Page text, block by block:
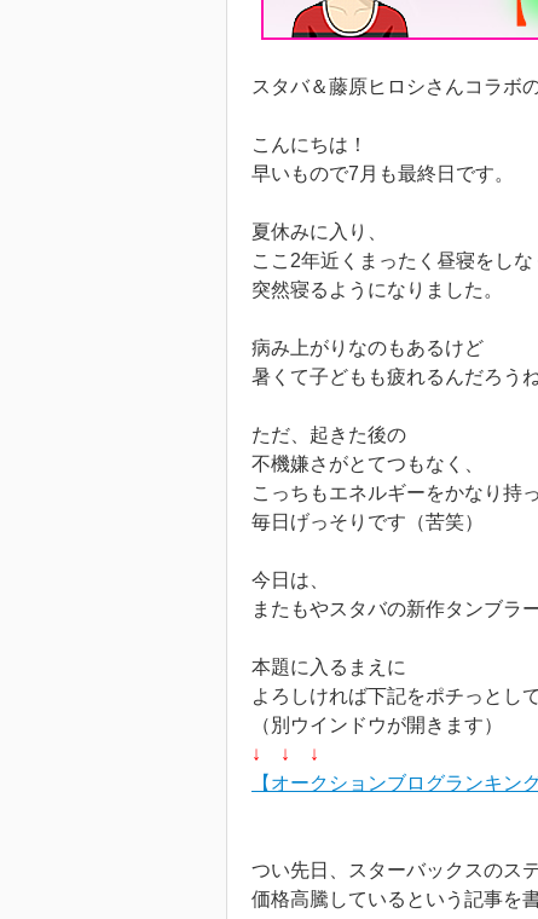
スタバ＆藤原ヒロシさんコラボ
こんにちは！
早いもので7月も最終日です。
夏休みに入り、
ここ2年近くまったく昼寝をし
突然寝るようになりました。
病み上がりなのもあるけど
暑くて子どもも疲れるんだろう
ただ、起きた後の
不機嫌さがとてつもなく、
こっちもエネルギーをかなり持
毎日げっそりです（苦笑）
今日は、
またもやスタバの新作タンブラ
本題に入るまえに
よろしければ下記をポチっとし
（別ウインドウが開きます）
↓ ↓ ↓
【オークションブログランキン
つい先日、スターバックスのス
価格高騰しているという記事を